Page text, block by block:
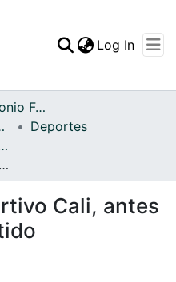
Statistics
Log In
Archivo del Patrimonio Fotográfico y Fílmico del Valle del Cauca
Deportes
Cali - Patrimonial
Nómina del Deportivo Cali, antes de iniciar del partido
Cali, antes